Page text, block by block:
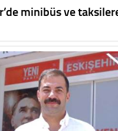
minibüs ve